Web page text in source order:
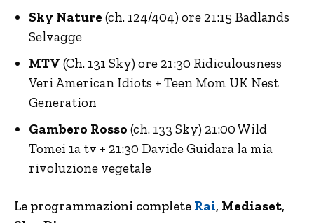
Sky Nature (ch. 124/404) ore 21:15 Badlands
Selvagge
MTV (Ch. 131 Sky) ore 21:30 Ridiculousness
Veri American Idiots + Teen Mom UK Nest
Generation
Gambero Rosso (ch. 133 Sky) 21:00 Wild
Tomei 1a tv + 21:30 Davide Guidara la mia
rivoluzione vegetale
Le programmazioni complete Rai, Mediaset,